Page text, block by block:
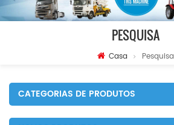
PESQUISA
Casa Pesquisa
CATEGORIAS DE PRODUTOS